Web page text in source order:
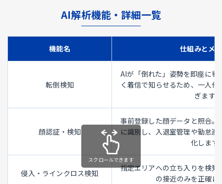
AI解析機能・詳細一覧
機能名 仕組みとメ
転倒検知
AIが「倒れた」姿勢を即座に判
く着信で知らせるため、一人
ぎます。
顔認証・検知
事前登録した顔データと照合
に識別し、入退室管理や勤怠
化します
侵入・ラインクロス検知
指定エリアへの立ち入りを検
の接近のみを正確に